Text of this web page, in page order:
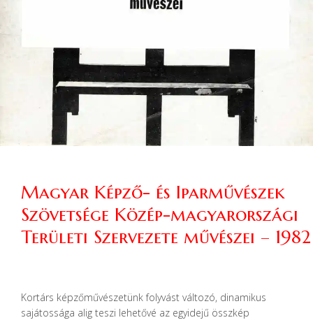
Magyar Képző- és Iparművészek
Szövetsége Közép-magyarországi
Területi Szervezete művészei – 1982
Kortárs képzőművészetünk folyvást változó, dinamikus
sajátossága alig teszi lehetővé az egyidejű összkép